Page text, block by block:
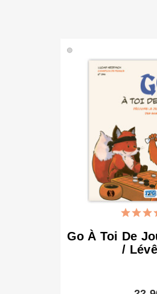
Go À Toi De
/
🟢